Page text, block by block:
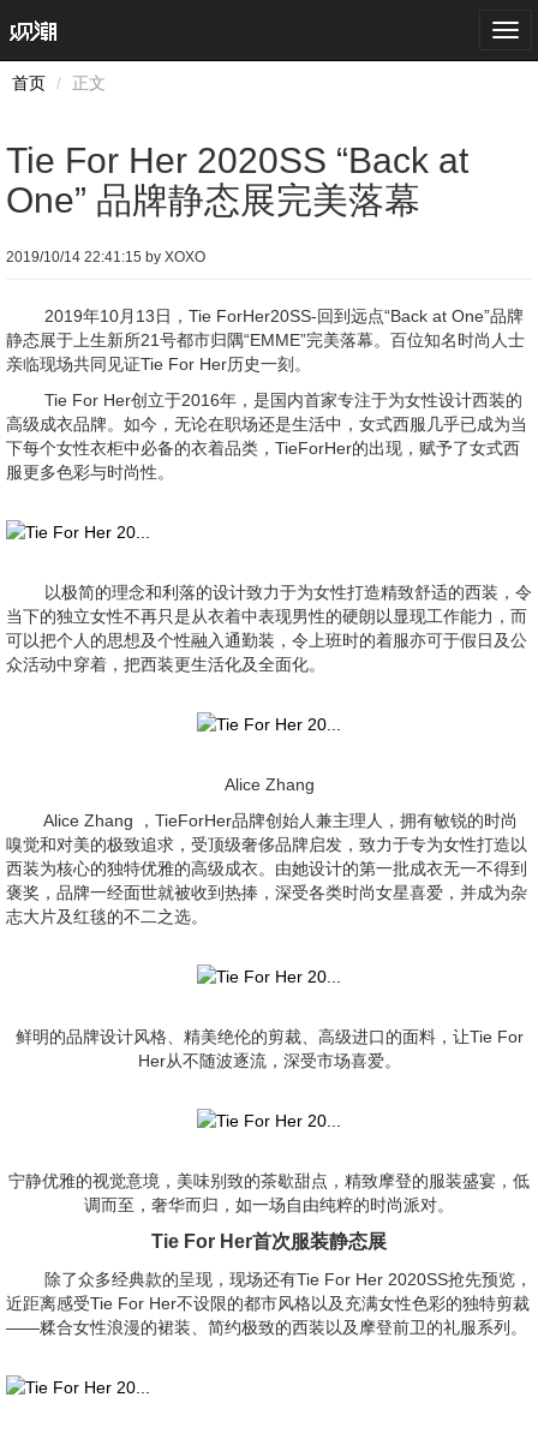
首页
正文
Tie For Her 2020SS “Back at
One” 品牌静态展完美落幕
2019/10/14 22:41:15 by XOXO
2019年10月13日，Tie ForHer20SS-回到远点“Back at One”品牌
静态展于上生新所21号都市归隅“EMME”完美落幕。百位知名时尚人士
亲临现场共同见证Tie For Her历史一刻。
Tie For Her创立于2016年，是国内首家专注于为女性设计西装的
高级成衣品牌。如今，无论在职场还是生活中，女式西服几乎已成为当
下每个女性衣柜中必备的衣着品类，TieForHer的出现，赋予了女式西
服更多色彩与时尚性。
以极简的理念和利落的设计致力于为女性打造精致舒适的西装，令
当下的独立女性不再只是从衣着中表现男性的硬朗以显现工作能力，而
可以把个人的思想及个性融入通勤装，令上班时的着服亦可于假日及公
众活动中穿着，把西装更生活化及全面化。
Alice Zhang
Alice Zhang ，TieForHer品牌创始人兼主理人，拥有敏锐的时尚
嗅觉和对美的极致追求，受顶级奢侈品牌启发，致力于专为女性打造以
西装为核心的独特优雅的高级成衣。由她设计的第一批成衣无一不得到
褒奖，品牌一经面世就被收到热捧，深受各类时尚女星喜爱，并成为杂
志大片及红毯的不二之选。
鲜明的品牌设计风格、精美绝伦的剪裁、高级进口的面料，让Tie For
Her从不随波逐流，深受市场喜爱。
宁静优雅的视觉意境，美味别致的茶歇甜点，精致摩登的服装盛宴，低
调而至，奢华而归，如一场自由纯粹的时尚派对。
Tie For Her首次服装静态展
除了众多经典款的呈现，现场还有Tie For Her 2020SS抢先预览，
近距离感受Tie For Her不设限的都市风格以及充满女性色彩的独特剪裁
——糅合女性浪漫的裙装、简约极致的西装以及摩登前卫的礼服系列。